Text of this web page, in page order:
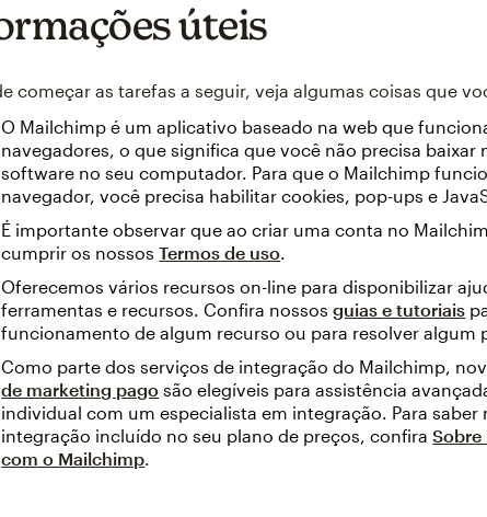
úteis
começar as tarefas a seguir, veja algumas coisas que
O Mailchimp é um aplicativo baseado na web que
navegadores, o que significa que você não precisa baixar
software no seu computador. Para que o Mailchimp
navegador, você precisa habilitar cookies, pop-ups e
É importante observar que ao criar uma conta no
cumprir os nossosTermos de uso.
Oferecemos vários recursos on-line para disponibilizar
ferramentas e recursos. Confira nossosguias e tutoriais
funcionamento de algum recurso ou para resolver algum
Como parte dos serviços de integração do Mailchimp,
de marketing pago são elegíveis para assistência
individual com um especialista em integração. Para saber
integração incluído no seu plano de preços, confiraSobre
com o Mailchimp.